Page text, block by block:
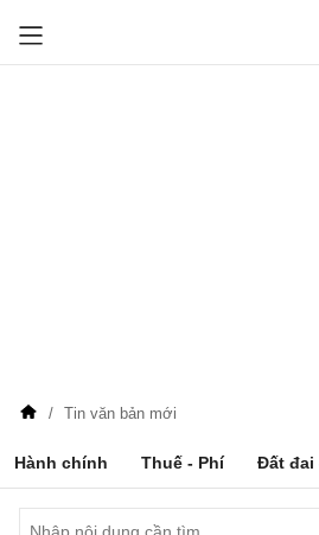
Tin văn bản mới
Hành chính Thuế - Phí Đất đai